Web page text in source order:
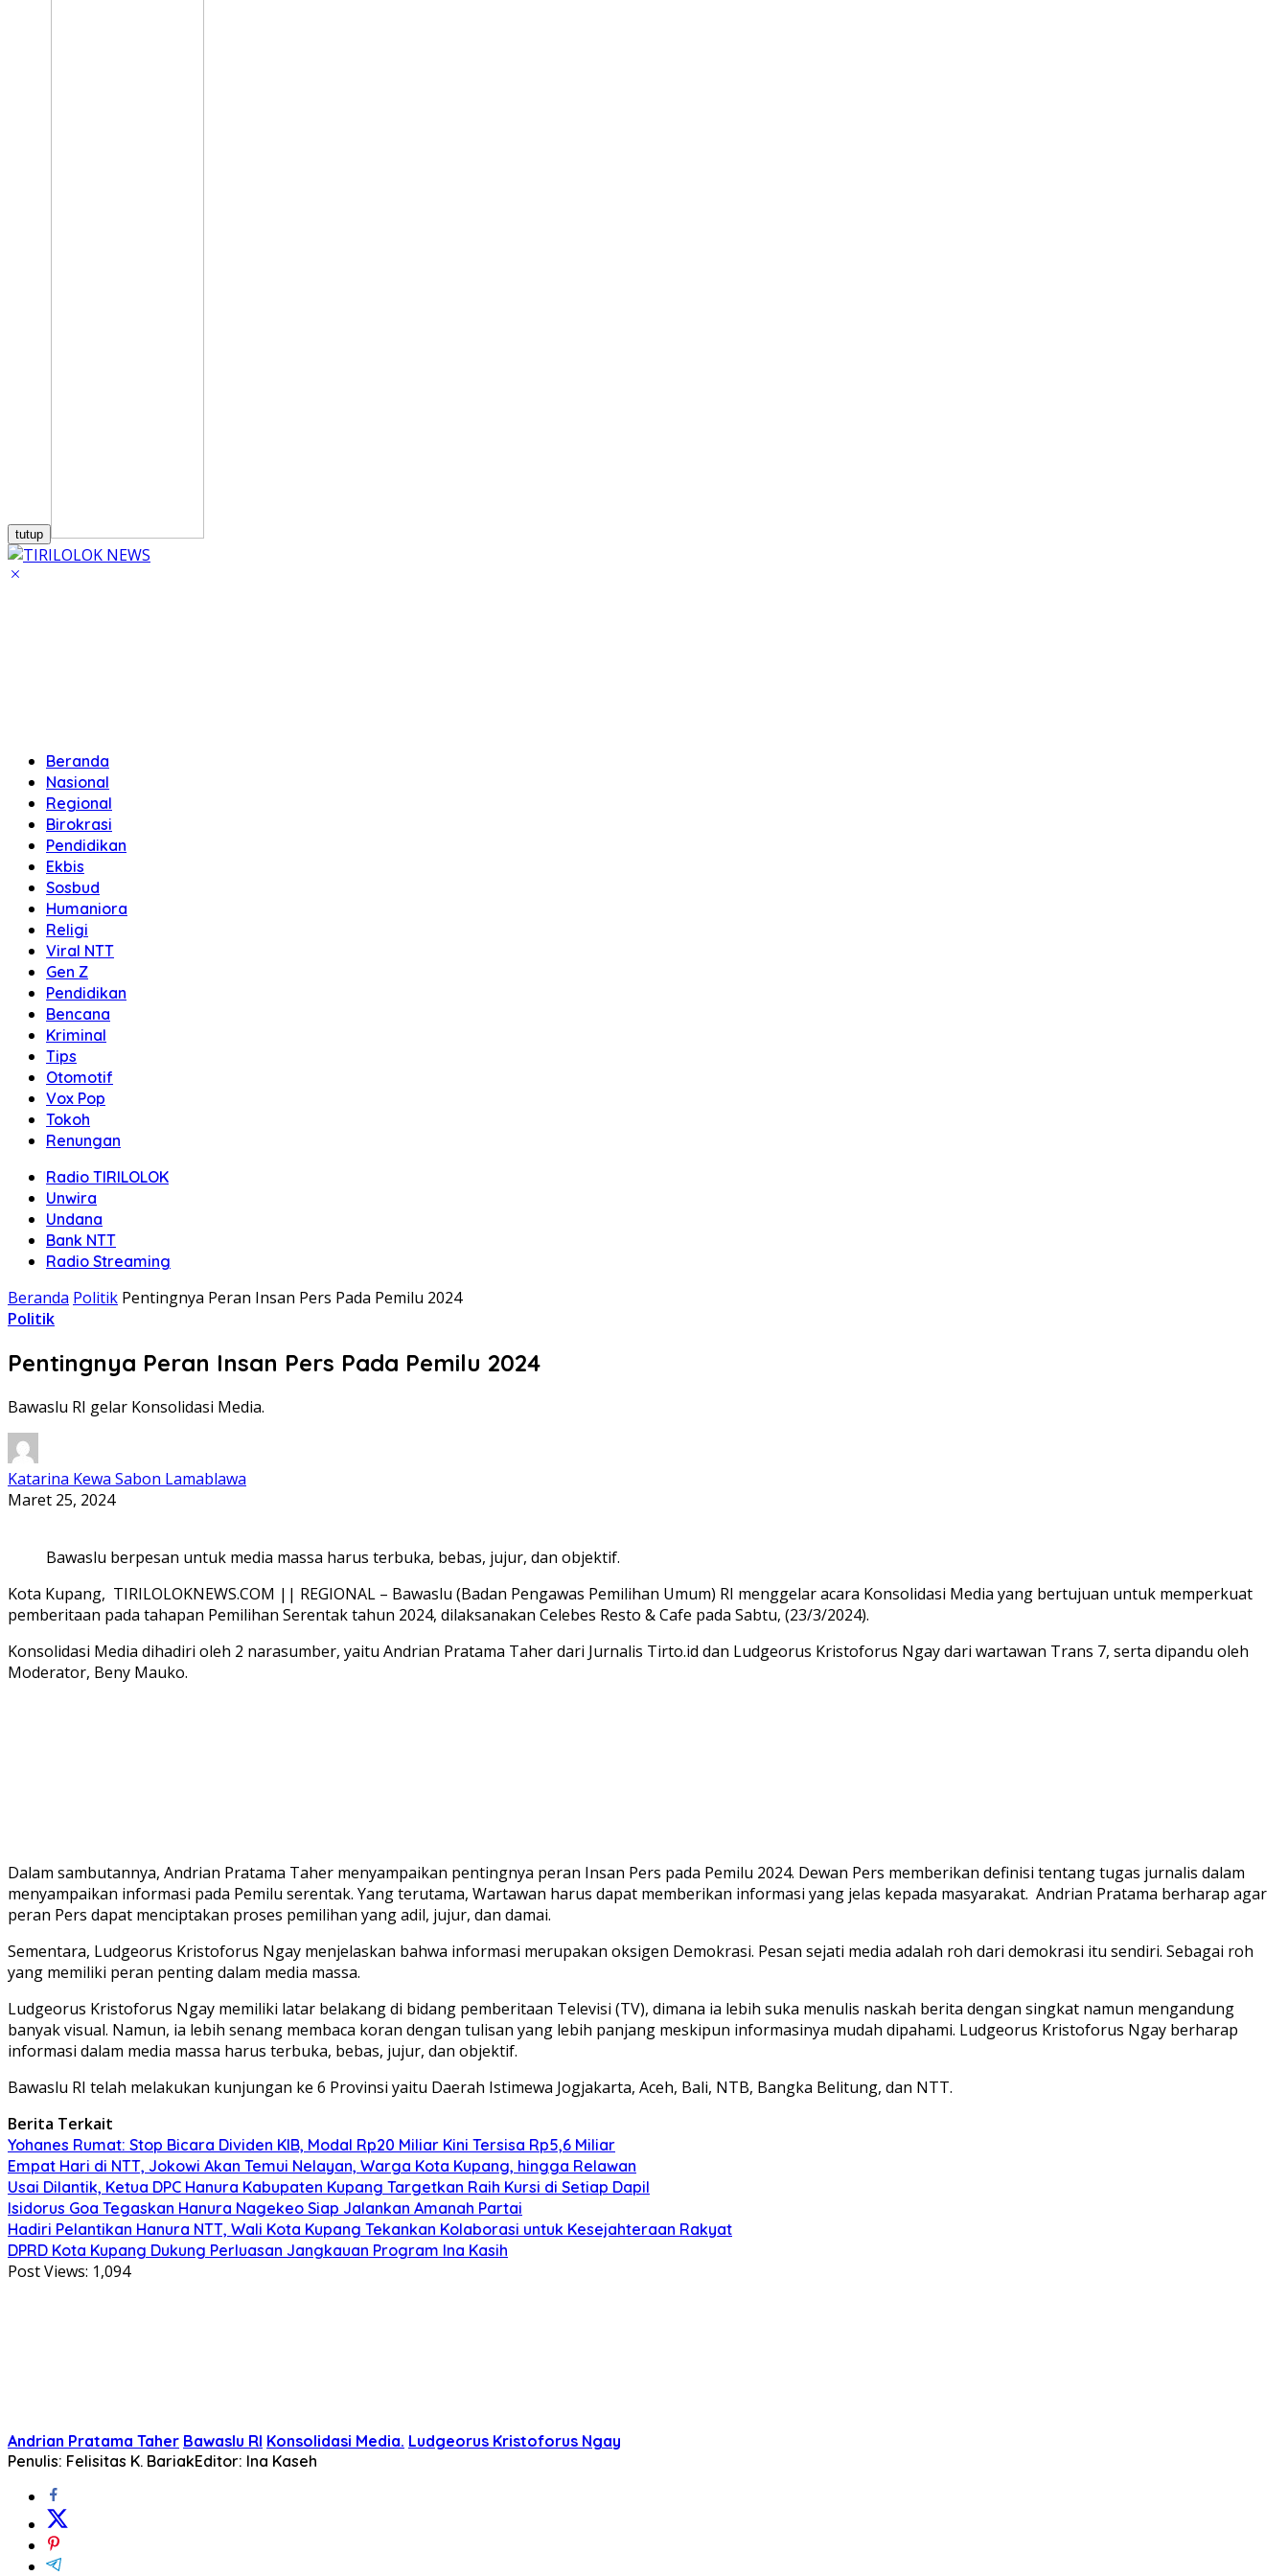
tutup
Beranda
Nasional
Regional
Birokrasi
Pendidikan
Ekbis
Sosbud
Humaniora
Religi
Viral NTT
Gen Z
Pendidikan
Bencana
Kriminal
Tips
Otomotif
Vox Pop
Tokoh
Renungan
Radio TIRILOLOK
Unwira
Undana
Bank NTT
Radio Streaming
Beranda Politik Pentingnya Peran Insan Pers Pada Pemilu 2024
Politik
Pentingnya Peran Insan Pers Pada Pemilu 2024
Bawaslu RI gelar Konsolidasi Media.
Katarina Kewa Sabon Lamablawa
Maret 25, 2024
Bawaslu berpesan untuk media massa harus terbuka, bebas, jujur, dan objektif.
Kota Kupang, TIRILOLOKNEWS.COM || REGIONAL – Bawaslu (Badan Pengawas Pemilihan Umum) RI menggelar acara Konsolidasi Media yang bertujuan untuk memperkuat
pemberitaan pada tahapan Pemilihan Serentak tahun 2024, dilaksanakan Celebes Resto & Cafe pada Sabtu, (23/3/2024).
Konsolidasi Media dihadiri oleh 2 narasumber, yaitu Andrian Pratama Taher dari Jurnalis Tirto.id dan Ludgeorus Kristoforus Ngay dari wartawan Trans 7, serta dipandu oleh
Moderator, Beny Mauko.
Dalam sambutannya, Andrian Pratama Taher menyampaikan pentingnya peran Insan Pers pada Pemilu 2024. Dewan Pers memberikan definisi tentang tugas jurnalis dalam
menyampaikan informasi pada Pemilu serentak. Yang terutama, Wartawan harus dapat memberikan informasi yang jelas kepada masyarakat. Andrian Pratama berharap agar
peran Pers dapat menciptakan proses pemilihan yang adil, jujur, dan damai.
Sementara, Ludgeorus Kristoforus Ngay menjelaskan bahwa informasi merupakan oksigen Demokrasi. Pesan sejati media adalah roh dari demokrasi itu sendiri. Sebagai roh
yang memiliki peran penting dalam media massa.
Ludgeorus Kristoforus Ngay memiliki latar belakang di bidang pemberitaan Televisi (TV), dimana ia lebih suka menulis naskah berita dengan singkat namun mengandung
banyak visual. Namun, ia lebih senang membaca koran dengan tulisan yang lebih panjang meskipun informasinya mudah dipahami. Ludgeorus Kristoforus Ngay berharap
informasi dalam media massa harus terbuka, bebas, jujur, dan objektif.
Bawaslu RI telah melakukan kunjungan ke 6 Provinsi yaitu Daerah Istimewa Jogjakarta, Aceh, Bali, NTB, Bangka Belitung, dan NTT.
Berita Terkait
Yohanes Rumat: Stop Bicara Dividen KIB, Modal Rp20 Miliar Kini Tersisa Rp5,6 Miliar
Empat Hari di NTT, Jokowi Akan Temui Nelayan, Warga Kota Kupang, hingga Relawan
Usai Dilantik, Ketua DPC Hanura Kabupaten Kupang Targetkan Raih Kursi di Setiap Dapil
Isidorus Goa Tegaskan Hanura Nagekeo Siap Jalankan Amanah Partai
Hadiri Pelantikan Hanura NTT, Wali Kota Kupang Tekankan Kolaborasi untuk Kesejahteraan Rakyat
DPRD Kota Kupang Dukung Perluasan Jangkauan Program Ina Kasih
Post Views: 1,094
Andrian Pratama Taher Bawaslu RI Konsolidasi Media. Ludgeorus Kristoforus Ngay
Penulis: Felisitas K. BariakEditor: Ina Kaseh